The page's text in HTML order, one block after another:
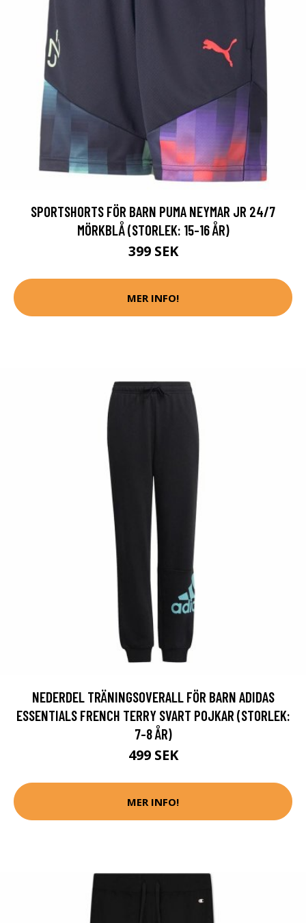
SPORTSHORTS FÖR BARN PUMA NEYMAR JR 24/7
MÖRKBLÅ (STORLEK: 15-16 ÅR)
399 SEK
MER INFO!
NEDERDEL TRÄNINGSOVERALL FÖR BARN ADIDAS
ESSENTIALS FRENCH TERRY SVART POJKAR (STORLEK:
7-8 ÅR)
499 SEK
MER INFO!